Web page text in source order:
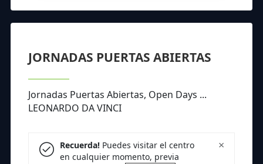
JORNADAS PUERTAS ABIERTAS
Jornadas Puertas Abiertas, Open Days ...
LEONARDO DA VINCI
×
Recuerda!Puedes visitar el centro
en cualquier momento, previa